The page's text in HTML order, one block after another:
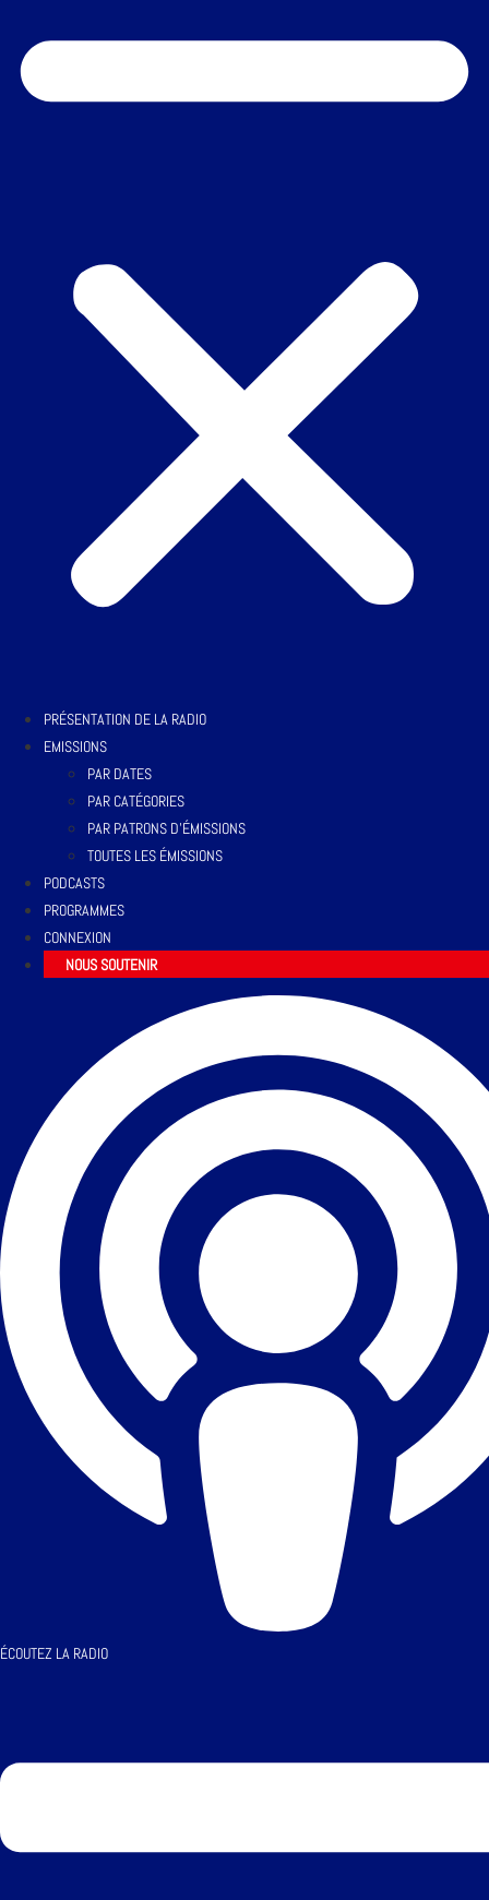
PRÉSENTATION DE LA RADIO
EMISSIONS
PAR DATES
PAR CATÉGORIES
PAR PATRONS D’ÉMISSIONS
TOUTES LES ÉMISSIONS
PODCASTS
PROGRAMMES
CONNEXION
NOUS SOUTENIR
ÉCOUTEZ LA RADIO